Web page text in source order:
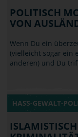
POLITISCH
VON
Wenn Du ein
(vielleicht sogar ein
anderen) und Du
HASS-GEWALT-